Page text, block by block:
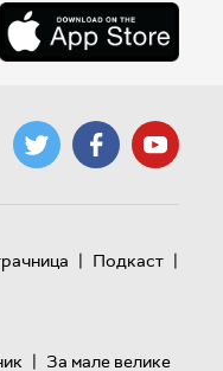
| Подкаст |
| За мале велике